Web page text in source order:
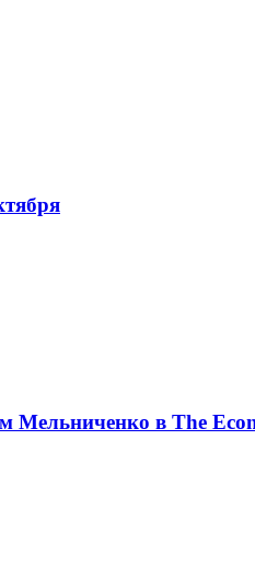
Мельниченко в The